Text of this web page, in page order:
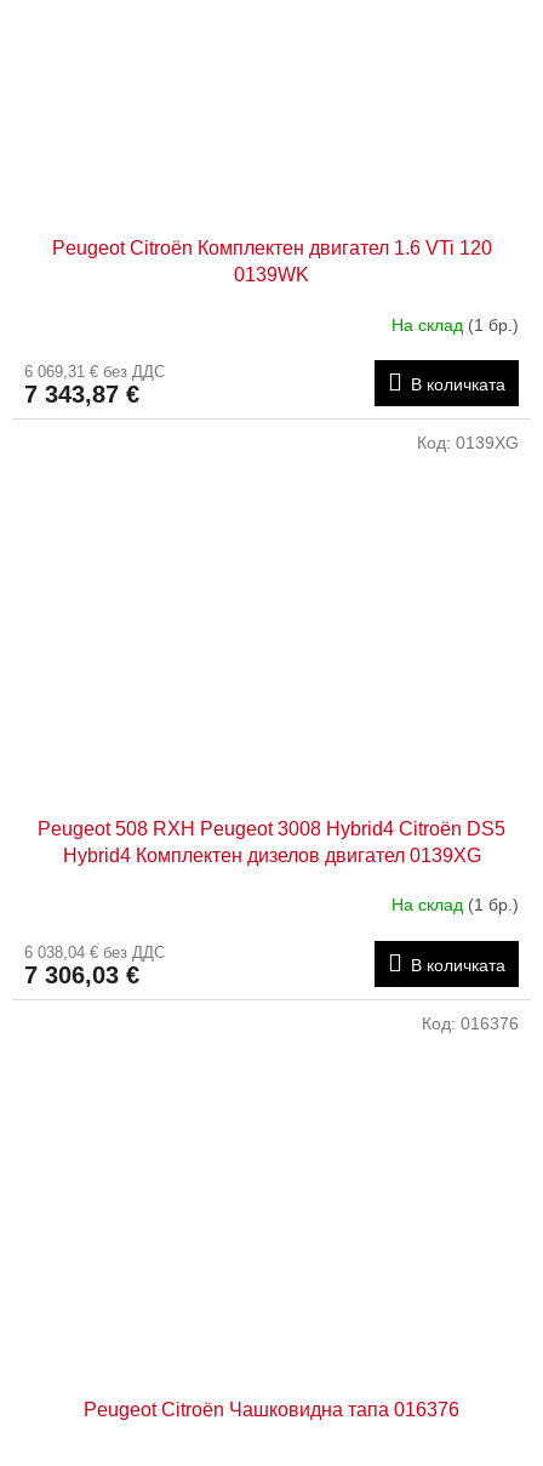
Peugeot Citroën Комплектен двигател 1.6 VTi 120
0139WK
На склад (1 бр.)
6 069,31 € без ДДС
7 343,87 € В количката
Peugeot 508 RXH Peugeot 3008 Hybrid4 Citroën DS5
Hybrid4 Комплектен дизелов двигател 0139XG
На склад (1 бр.)
6 038,04 € без ДДС
7 306,03 € В количката
Код: 0139XG
Peugeot Citroën Чашковидна тапа 016376
Код: 016376